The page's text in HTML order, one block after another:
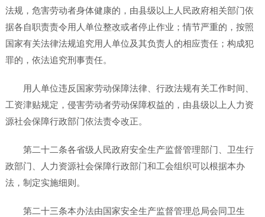
法规，危害劳动者身体健康的，由县级以上人民政府相关部门依
据各自职责责令用人单位整改或者停止作业；情节严重的，按照
国家有关法律法规追究用人单位及其负责人的相应责任；构成犯
罪的，依法追究刑事责任。
用人单位违反国家劳动保障法律、行政法规有关工作时间、
工资津贴规定，侵害劳动者劳动保障权益的，由县级以上人力资
源社会保障行政部门依法责令改正。
第二十二条各省级人民政府安全生产监督管理部门、卫生行
政部门、人力资源社会保障行政部门和工会组织可以根据本办
法，制定实施细则。
第二十三条本办法由国家安全生产监督管理总局会同卫生